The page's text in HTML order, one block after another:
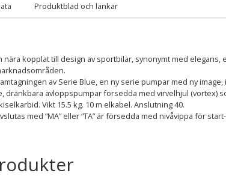
Produktblad och länkar
nära kopplat till design av sportbilar, synonymt med
av Serie Blue, en ny serie pumpar med ny
dränkbara avloppspumpar försedda med virvelhjul
Vikt 15.5 kg. 10 m elkabel. Anslutning 40.
med ”MA” eller “TA” är försedda med nivåvippa för